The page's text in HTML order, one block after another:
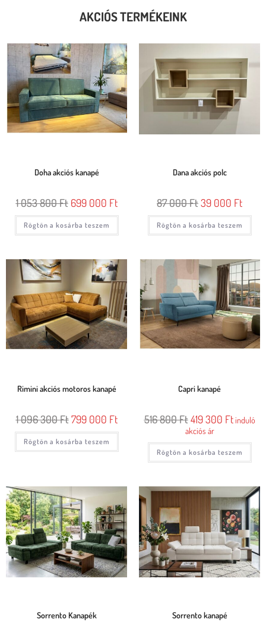
AKCIÓS TERMÉKEINK
Doha akciós kanapé
1 053 800Ft 699 000 Ft
Rögtön a kosárba teszem
Dana akciós polc
87 000Ft39 000 Ft
Rögtön a kosárba teszem
Rimini akciós motoros kanapé
1 096 300Ft 799 000 Ft
Rögtön a kosárba teszem
Capri kanapé
516 800Ft 419 300 Ftinduló
akciós ár
Rögtön a kosárba teszem
Sorrento Kanapék Sorrento kanapé